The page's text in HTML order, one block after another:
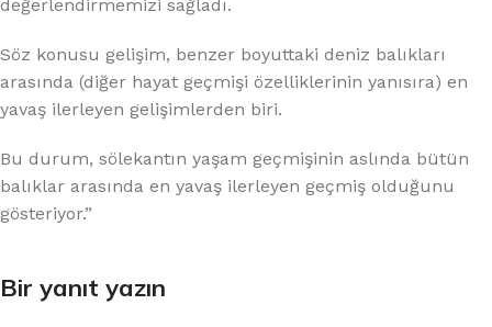
değerlendirmemizi sağladı.
Söz konusu gelişim, benzer boyuttaki deniz balıkları
arasında (diğer hayat geçmişi özelliklerinin yanısıra) en
yavaş ilerleyen gelişimlerden biri.
Bu durum, sölekantın yaşam geçmişinin aslında bütün
balıklar arasında en yavaş ilerleyen geçmiş olduğunu
gösteriyor.”
Bir yanıt yazın